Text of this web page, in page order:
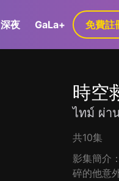
深夜 GaLa+ 免費註
時空
ไทม์ ผ่า
共10集
影集簡介
碎的他意